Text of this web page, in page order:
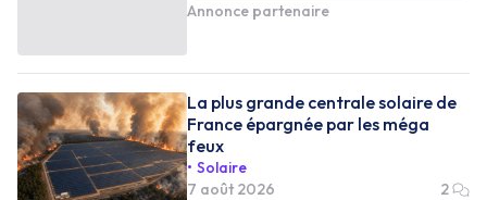
Annonce partenaire
La plus grande centrale solaire de
France épargnée par les méga
feux
Solaire
7 août 2026
2